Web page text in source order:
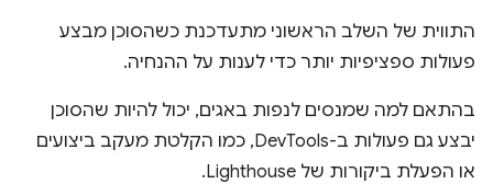
התווית של השלב הראשוני מתעדכנת כשהסוכן מבצע
פעולות ספציפיות יותר כדי לענות על ההנחיה.
בהתאם למה שמנסים לנפות באגים, יכול להיות שהסוכן
יבצע גם פעולות ב-DevTools, כמו הקלטת מעקב ביצועים
או הפעלת ביקורות של Lighthouse.